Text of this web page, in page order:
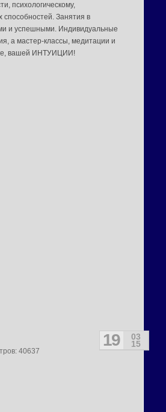
психологическому,
способностей. Занятия в
и успешными. Индивидуальные
а мастер-классы, медитации и
же, вашей ИНТУИЦИИ!
03
15
19
40637